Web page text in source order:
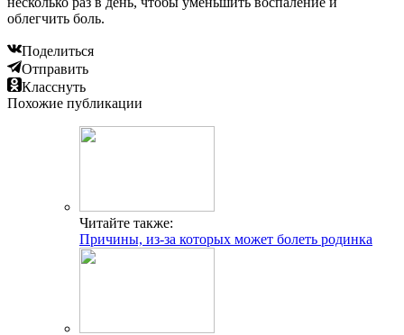
облегчить боль.
Поделиться
Отправить
Класснуть
Похожие публикации
Читайте также:
Причины, из-за которых может болеть родинка